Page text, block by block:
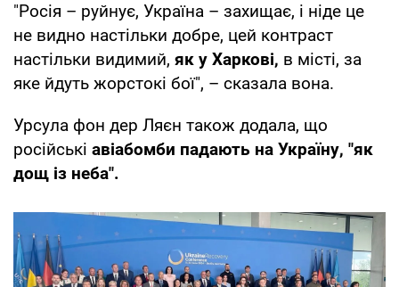
"Росія – руйнує, Україна – захищає, і ніде це
не видно настільки добре, цей контраст
настільки видимий, як у Харкові, в місті, за
яке йдуть жорстокі бої", – сказала вона.
Урсула фон дер Ляєн також додала, що
російські авіабомби падають на Україну, "як
дощ із неба".